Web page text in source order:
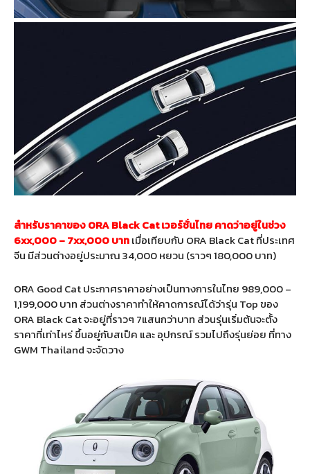
สำหรับราคาของ ORA Black Cat เวอร์ชั่นไทย คาดว่าอยู่ในช่วง
6xx,000 – 7xx,000 บาทเมื่อเทียบกับ ORA Black Cat ที่ประเทศ
จีน มีส่วนต่างอยู่ประมาณ 34,000 หยวน (ราวๆ 180,000 บาท)
ORA Good Cat ประกาศราคาอย่างเป็นทางการในไทย 989,000 –
1,199,000 บาท ส่วนต่างราคาทำให้คาดการณ์ได้ว่ารุ่น Top ของ
ORA Black Cat จะอยู่ที่ราวๆ 7แสนกว่าบาท ส่วนรุ่นเริ่มต้นจะตั้ง
ราคาที่เท่าไหร่ ขึ้นอยู่กับสเป็ค และ อุปกรณ์ รวมไปถึงรุ่นย่อย ที่ทาง
GWM Thailand จะจัดวาง